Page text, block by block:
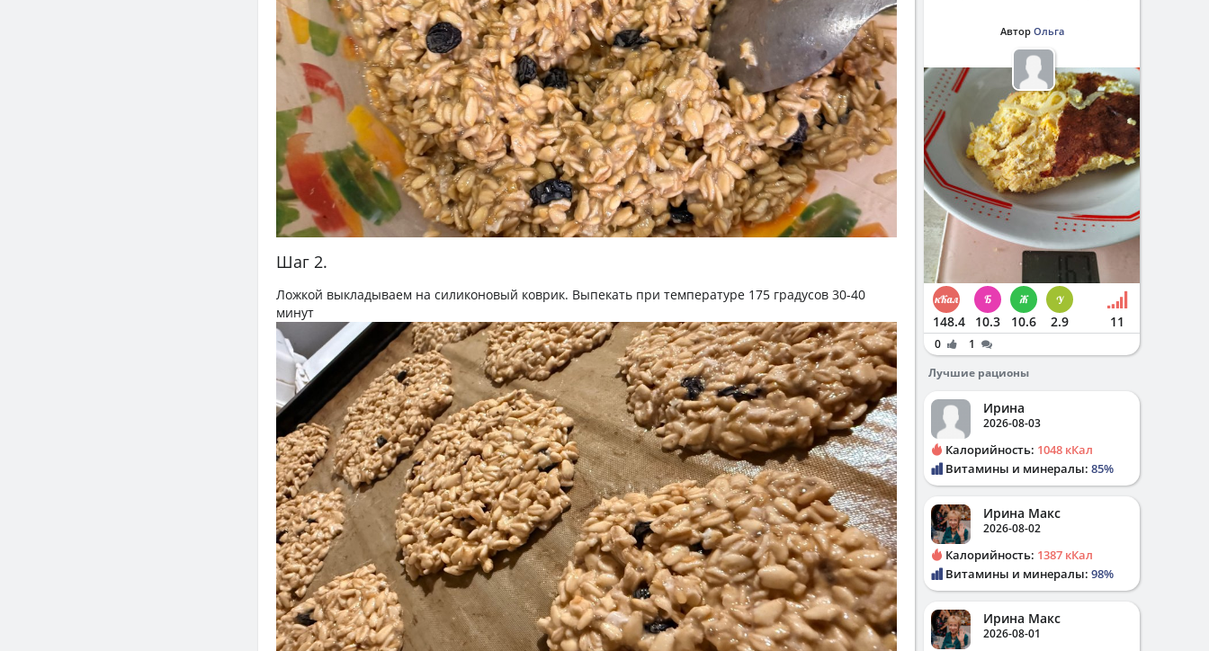
Шаг 2.
Ложкой выкладываем на силиконовый коврик. Выпекать при температуре 175 градусов 30-40
минут
Автор Ольга
148.4 10.3 10.6 2.9 11
0
1
Лучшие рационы
Ирина
2026-08-03
Калорийность: 1048 кКал
Витамины и минералы: 85%
Ирина Макс
2026-08-02
Калорийность: 1387 кКал
Витамины и минералы: 98%
Ирина Макс
2026-08-01